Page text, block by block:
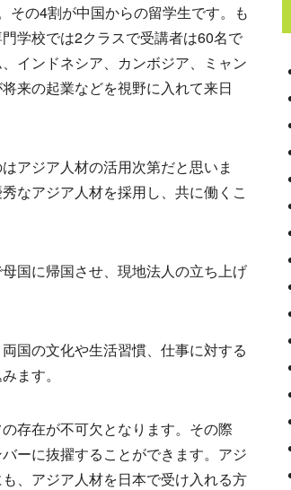
その4割が中国からの留学生です。も
学校では2クラスで受講者は60名で
インドネシア、カンボジア、ミャン
来の起業などを視野に入れて来日
アジア人材の活用次第だと思いま
なアジア人材を採用し、共に働くこ
国に帰国させ、現地法人の立ち上げ
国の文化や生活習慣、仕事に対する
ます。
存在が不可欠となります。その際
ーに抜擢することができます。アジ
、アジア人材を日本で受け入れる方